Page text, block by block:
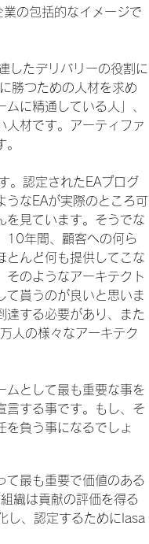
の包括的なイメージで
したデリバリーの役割に
勝つための人材を求め
に精通している人」、
人材です。アーティファ
。認定されたEAプログ
うなEAが実際のところ可
を見ています。そうでな
10年間、顧客への何ら
とんど何も提供してこな
そのようなアーキテクト
て貰うのが良いと思いま
達する必要があり、また
人の様々なアーキテク
ムとして最も重要な事を
言する事です。もし、そ
を負う事になるでしょ
最も重要で価値のある
織は貢献の評価を得る
し、認定するためにIasa